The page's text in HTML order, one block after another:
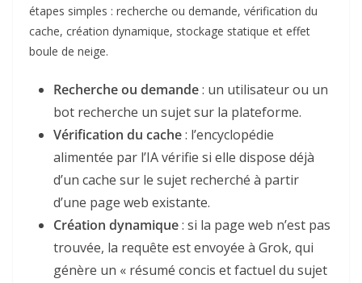
étapes simples : recherche ou demande, vérification du
cache, création dynamique, stockage statique et effet
boule de neige.
Recherche ou demande: un utilisateur ou un
bot recherche un sujet sur la plateforme.
Vérification du cache: l’encyclopédie
alimentée par l’IA vérifie si elle dispose déjà
d’un cache sur le sujet recherché à partir
d’une page web existante.
Création dynamique: si la page web n’est pas
trouvée, la requête est envoyée à Grok, qui
génère un « résumé concis et factuel du sujet